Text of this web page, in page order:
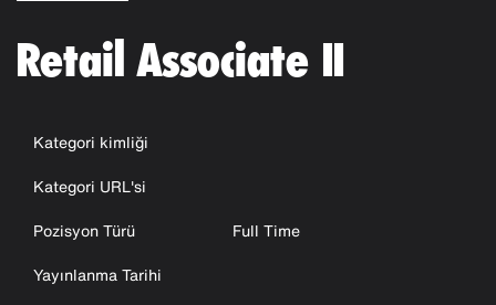
Retail Associate II
Kategori kimliği
Kategori URL'si
Pozisyon Türü
Full Time
Yayınlanma Tarihi